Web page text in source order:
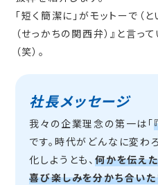
「短く簡潔に」がモットーで（
（せっかちの関西弁）』と言っ
（笑）。
社長メッセージ
我々の企業理念の第一は「
です。時代がどんなに変わ
化しようとも、何かを伝え
喜び楽しみを分かち合い